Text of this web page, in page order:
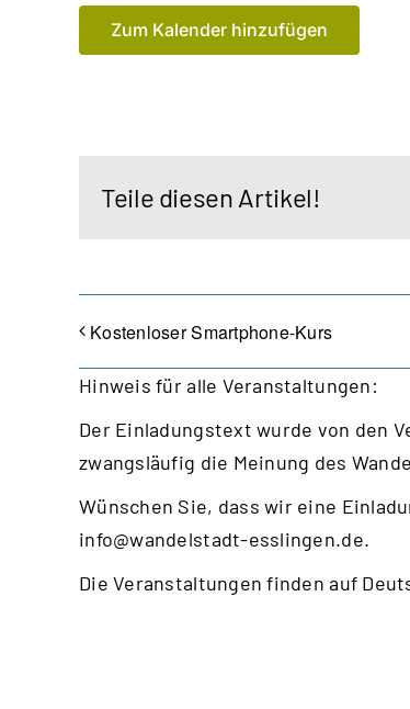
Zum Kalender hinzufügen
Teile diesen Artikel!
Kostenloser Smartphone-Kurs
Hinweis für alle Veranstaltungen:
Der Einladungstext wurde von den
zwangsläufig die Meinung des
Wünschen Sie, dass wir eine
info@wandelstadt-esslingen.de.
Die Veranstaltungen finden auf